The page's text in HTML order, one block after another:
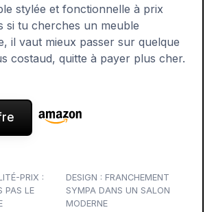
stylée et fonctionnelle à prix
si tu cherches un meuble
il vaut mieux passer sur quelque
costaud, quitte à payer plus cher.
PRIX :
PAS LE
DESIGN : FRANCHEMENT
SYMPA DANS UN SALON
MODERNE